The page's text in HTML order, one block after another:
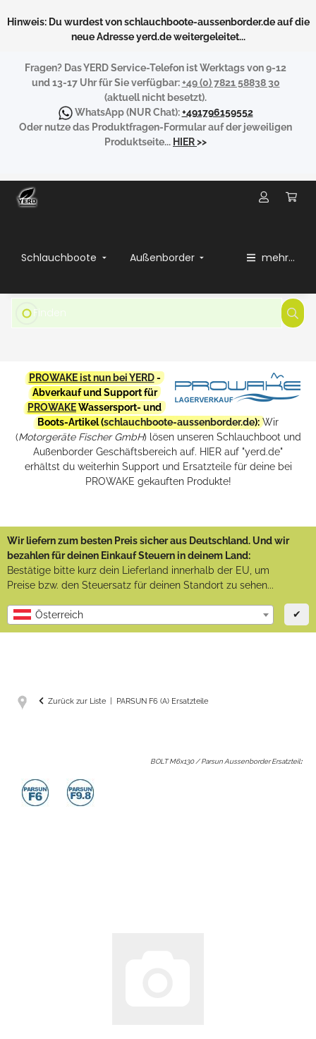
Hinweis: Du wurdest von schlauchboote-aussenborder.de auf die
neue Adresse yerd.de weitergeleitet...
Fragen? Das YERD Service-Telefon ist Werktags von 9-12
und 13-17 Uhr für Sie verfügbar:+49 (0) 7821 58838 30
(aktuell nicht besetzt).
WhatsApp(NUR Chat):+491796159552
Oder nutze das Produktfragen-Formular auf der jeweiligen
Produktseite... HIER>>
Schlauchboote Außenborder mehr...
PROWAKE ist nun bei YERD-
Abverkauf und Support für
PROWAKEWassersport- und
Boots-Artikel (schlauchboote-aussenborder.de): Wir
(Motorgeräte Fischer GmbH) lösen unseren Schlauchboot und
Außenborder Geschäftsbereich auf. HIER auf "yerd.de"
erhältst du weiterhin Support und Ersatzteile für deine bei
PROWAKE gekauften Produkte!
Wir liefern zum besten Preis sicher aus Deutschland. Und wir
bezahlen für deinen Einkauf Steuern in deinem Land:
Bestätige bitte kurz dein Lieferland innerhalb der EU, um
Preise bzw. den Steuersatz für deinen Standort zu sehen...
Österreich ✔
Zurück zur Liste PARSUN F6 (A) Ersatzteile
BOLT M6x130 / Parsun Aussenborder Ersatzteil: